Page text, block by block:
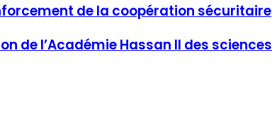
de la coopération sécuritaire
de l’Académie Hassan II des